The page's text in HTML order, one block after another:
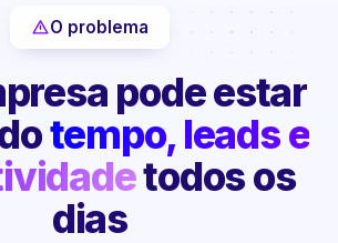
O problema
pode estar
tempo, leads e
todos os
dias